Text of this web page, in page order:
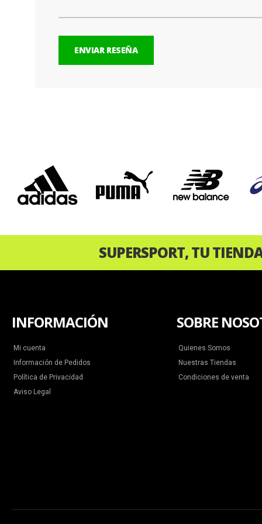
ENVIAR RESEÑA
‹
SUPERSPORT, TU
INFORMACIÓN
Mi cuenta
Información de Pedidos
Política de Privacidad
Aviso Legal
SOBRE
Quienes Somos
Nuestras Tiendas
Condiciones de venta